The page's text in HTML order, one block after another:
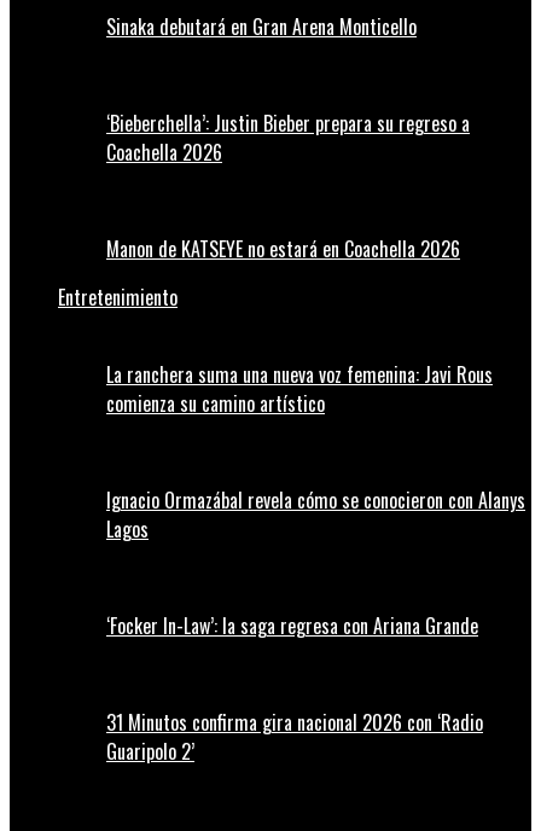
Sinaka debutará en Gran Arena Monticello
‘Bieberchella’: Justin Bieber prepara su regreso a
Coachella 2026
Manon de KATSEYE no estará en Coachella 2026
Entretenimiento
La ranchera suma una nueva voz femenina: Javi Rous
comienza su camino artístico
Ignacio Ormazábal revela cómo se conocieron con Alanys
Lagos
‘Focker In-Law’: la saga regresa con Ariana Grande
31 Minutos confirma gira nacional 2026 con ‘Radio
Guaripolo 2’